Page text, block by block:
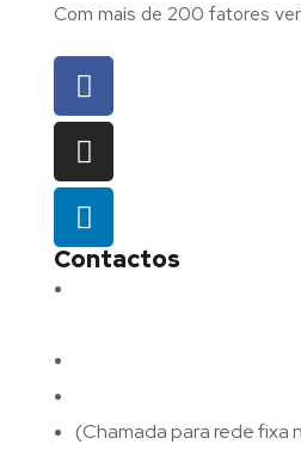
Com mais de 200 fatores
Contactos
(Chamada para rede fixa